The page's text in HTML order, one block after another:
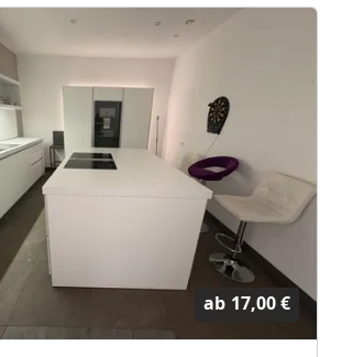
ab 17,00 €